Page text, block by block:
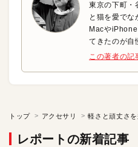
東京の下町・
と猫を愛でな
Macや
てきたのが自
この著者の記
トップ アクセサリ
レポートの新着記事